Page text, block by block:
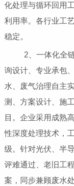
化处理与循环回用
利用率。各行业工
稳定。
2、一体化全链
询设计、专业承包
水、废气治理自主
测、方案设计、施
目。企业采用成熟
性深度处理技术，
级。针对光伏、半
评难通过、老旧工
案，同步兼顾废水